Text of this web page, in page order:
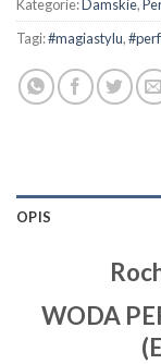
Kategorie:Damskie,
Tagi:#magiastylu,
OPIS
WODA